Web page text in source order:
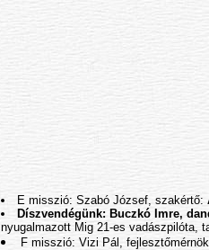
E misszió: Szabó József, szakértő:
Díszvendégünk: Buczkó Imre,
nyugalmazott Mig 21-es vadászpilóta,
F misszió: Vizi Pál,